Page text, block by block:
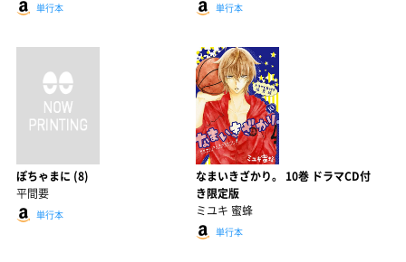
単行本 単行本
ぽちゃまに (8)
平間要
単行本
なまいきざかり。 10巻 ドラマCD付
き限定版
ミユキ 蜜蜂
単行本